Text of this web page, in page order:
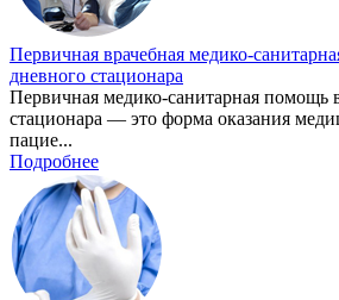
Первичная врачебная медико-
дневного стационара
Первичная медико-санитарная помощь
стационара — это форма оказания
пацие...
Подробнее